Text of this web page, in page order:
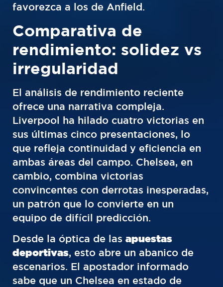
favorezca a los de Anfield.
Comparativa de
rendimiento: solidez vs
irregularidad
El análisis de rendimiento reciente
ofrece una narrativa compleja.
Liverpool ha hilado cuatro victorias en
sus últimas cinco presentaciones, lo
que refleja continuidad y eficiencia en
ambas áreas del campo. Chelsea, en
cambio, combina victorias
convincentes con derrotas inesperadas,
un patrón que lo convierte en un
equipo de difícil predicción.
Desde la óptica de las apuestas
deportivas, esto abre un abanico de
escenarios. El apostador informado
sabe que un Chelsea en estado de